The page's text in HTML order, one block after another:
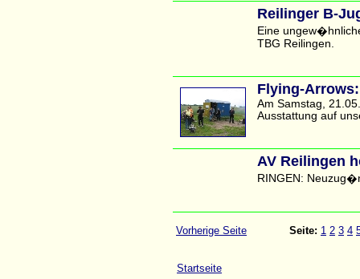
Reilinger B-
Eine
TBG Reilingen.
Flying-
Am Samstag,
Ausstattung auf
AV Reilingen
RINGEN:
Vorherige Seite Seite: 1 2 3 4
Startseite